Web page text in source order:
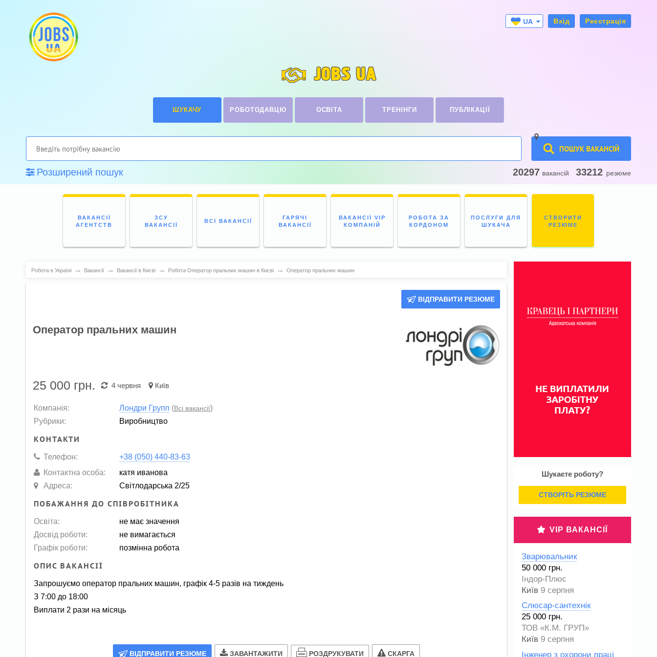
UA
Вхід Реєстрація
JOBS UA
ШУКАЧУ РОБОТОДАВЦЮ ОСВІТА ТРЕНІНГИ ПУБЛІКАЦІЇ
ПОШУК ВАКАНСІЙ
Розширений пошук 20297 вакансій 33212 резюме
ВАКАНСІЇ
АГЕНТСТВ
ЗСУ
ВАКАНСІЇ
ВСІ ВАКАНСІЇ
ГАРЯЧІ
ВАКАНСІЇ
ВАКАНСІЇ VIP
КОМПАНІЙ
РОБОТА ЗА
КОРДОНОМ
ПОСЛУГИ ДЛЯ
ШУКАЧА
СТВОРИТИ
РЕЗЮМЕ
Робота в Україні → Вакансії → Вакансії в Києві → Робота Оператор пральних машин в Києві → Оператор пральних машин
ВІДПРАВИТИ РЕЗЮМЕ
Оператор пральних машин
25 000 грн. 4 червня Київ
Компанія: Лондри Групп (Всі вакансії)
Рубрики:
Виробництво
КОНТАКТИ
Телефон:
+38 (050) 440-83-63
Контактна особа:
катя иванова
Адреса:
Світлодарська 2/25
ПОБАЖАННЯ ДО СПІВРОБІТНИКА
Освіта:
не має значення
Досвід роботи:
не вимагається
Графік роботи:
позмінна робота
ОПИС ВАКАНСІЇ
Запрошуємо оператор пральних машин, графік 4-5 разів на тиждень
З 7:00 до 18:00
Виплати 2 рази на місяць
ВІДПРАВИТИ РЕЗЮМЕ ЗАВАНТАЖИТИ РОЗДРУКУВАТИ СКАРГА
Шукаєте роботу?
СТВОРІТЬ РЕЗЮМЕ
VIP ВАКАНСІЇ
Зварювальник
50 000 грн.
Індор-Плюс
Київ 9 серпня
Слюсар-сантехнік
25 000 грн.
ТОВ «К.М. ГРУП»
Київ 9 серпня
Інженер з охорони праці